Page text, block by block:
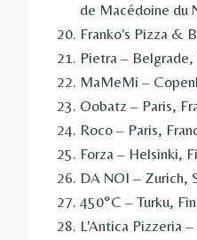
de Macédoine du
Franko's Pizza &
Pietra – Belgrade,
MaMeMi –
Oobatz – Paris,
Roco – Paris,
Forza – Helsinki,
DA NOI – Zurich,
450°C – Turku,
L'Antica Pizzeria